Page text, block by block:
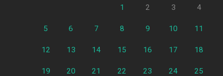
1 2 3 4
5 6 7 8 9 10 11
12 13 14 15 16 17 18
19 20 21 22 23 24 25